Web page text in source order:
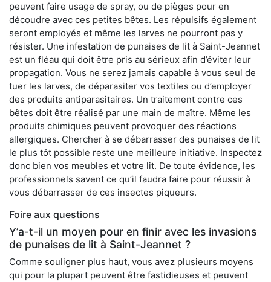
peuvent faire usage de spray, ou de pièges pour en
découdre avec ces petites bêtes. Les répulsifs également
seront employés et même les larves ne pourront pas y
résister. Une infestation de punaises de lit à Saint-Jeannet
est un fléau qui doit être pris au sérieux afin d’éviter leur
propagation. Vous ne serez jamais capable à vous seul de
tuer les larves, de déparasiter vos textiles ou d’employer
des produits antiparasitaires. Un traitement contre ces
bêtes doit être réalisé par une main de maître. Même les
produits chimiques peuvent provoquer des réactions
allergiques. Chercher à se débarrasser des punaises de lit
le plus tôt possible reste une meilleure initiative. Inspectez
donc bien vos meubles et votre lit. De toute évidence, les
professionnels savent ce qu’il faudra faire pour réussir à
vous débarrasser de ces insectes piqueurs.
Foire aux questions
Y’a-t-il un moyen pour en finir avec les invasions
de punaises de lit à Saint-Jeannet ?
Comme souligner plus haut, vous avez plusieurs moyens
qui pour la plupart peuvent être fastidieuses et peuvent